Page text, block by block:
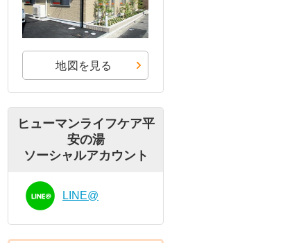
地図を見る
ヒューマンライフケア平
安の湯
ソーシャルアカウント
LINE@